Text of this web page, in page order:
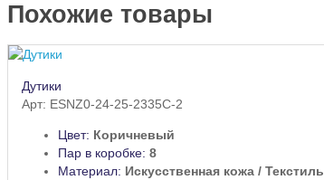
Похожие товары
Дутики
Арт: ESNZ0-24-25-2335C-2
Цвет: Коричневый
Пар в коробке: 8
Материал: Искусственная кожа / Текстиль